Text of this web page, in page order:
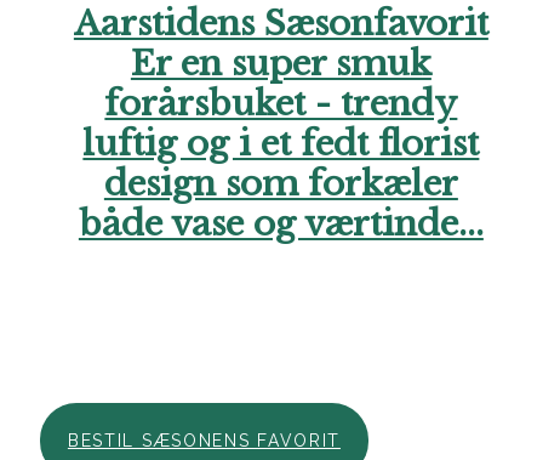
Aarstidens Sæsonfavorit
Er en super smuk
forårsbuket - trendy
luftig og i et fedt florist
design som forkæler
både vase og værtinde...
BESTIL SÆSONENS FAVORIT